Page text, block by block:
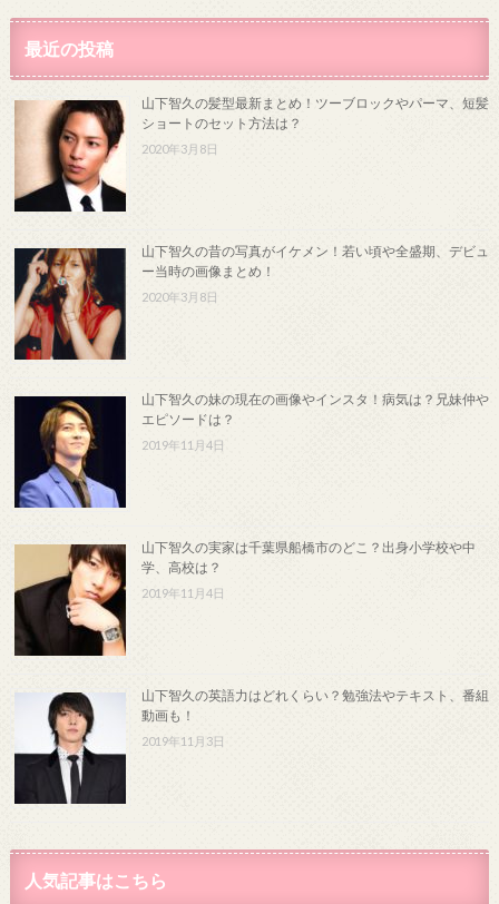
最近の投稿
山下智久の髪型最新まとめ！ツーブロックやパーマ、短髪
ショートのセット方法は？
2020年3月8日
山下智久の昔の写真がイケメン！若い頃や全盛期、デビュ
ー当時の画像まとめ！
2020年3月8日
山下智久の妹の現在の画像やインスタ！病気は？兄妹仲や
エピソードは？
2019年11月4日
山下智久の実家は千葉県船橋市のどこ？出身小学校や中
学、高校は？
2019年11月4日
山下智久の英語力はどれくらい？勉強法やテキスト、番組
動画も！
2019年11月3日
人気記事はこちら